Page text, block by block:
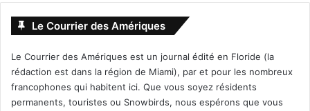
Le Courrier des Amériques
Le Courrier des Amériques est un journal édité en Floride (la
rédaction est dans la région de Miami), par et pour les nombreux
francophones qui habitent ici. Que vous soyez résidents
permanents, touristes ou Snowbirds, nous espérons que vous